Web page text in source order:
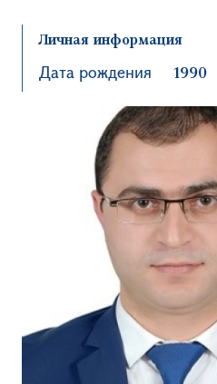
Личная информация
Дата рождения 1990